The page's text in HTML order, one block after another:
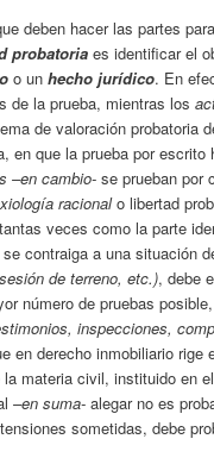
deben hacer las partes
probatoria es identificar el
o unhecho jurídico. En
de la prueba, mientras los
de valoración probatoria
en que la prueba por escrito
–en cambio- se prueban por
racionalo libertad
veces como la parte
contraiga a una situación
de terreno, etc.), debe
número de pruebas
inspecciones,
en derecho inmobiliario rige
la materia civil, instituido en
–en suma- alegar no es
sometidas, debe